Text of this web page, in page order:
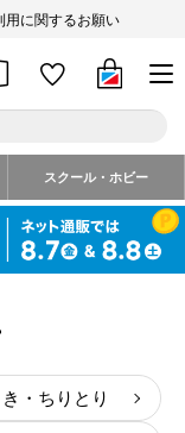
用に関するお願い
スクール・ホビー
・ちりとり